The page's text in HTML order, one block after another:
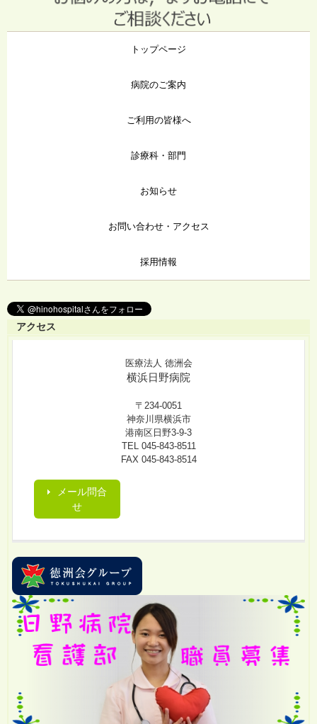
トップページ
病院のご案内
ご利用の皆様へ
診療科・部門
お知らせ
お問い合わせ・アクセス
採用情報
アクセス
医療法人 徳洲会
横浜日野病院
〒234-0051
神奈川県横浜市
港南区日野3-9-3
TEL 045-843-8511
FAX 045-843-8514
メール問合
せ